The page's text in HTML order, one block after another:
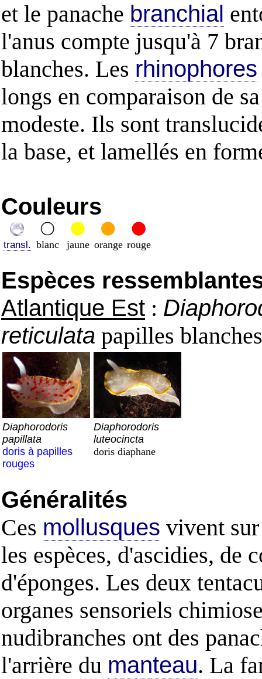
et le panache branchial
l'anus compte jusqu'à 7
blanches. Les rhinophores
longs en comparaison de
modeste. Ils sont
la base, et lamellés en
Couleurs
transl. blanc jaune orange rouge
Espèces
Atlantique Est :
reticulata papilles
Diaphorodoris
papillata
doris à papilles
rouges
Diaphorodoris
luteocincta
doris diaphane
Généralités
Ces mollusques vivent
les espèces, d'ascidies, de
d'éponges. Les deux
organes sensoriels
nudibranches ont des
l'arrière du manteau. La